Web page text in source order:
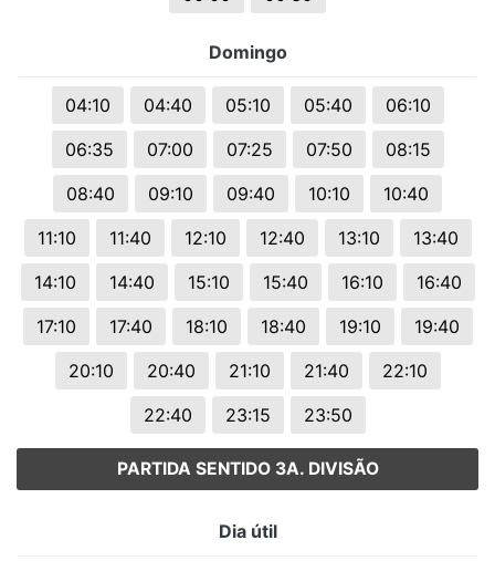
Domingo
04:10 04:40 05:10 05:40
06:10
06:35
07:00 07:25 07:50
08:15
08:40
09:10 09:40 10:10
10:40
11:10
11:40 12:10 12:40 13:10
13:40
14:10
14:40 15:10 15:40 16:10
16:40
17:10
17:40 18:10 18:40 19:10
19:40
20:10
20:40 21:10 21:40
22:10
22:40
23:15 23:50
PARTIDA SENTIDO 3A. DIVISÃO
Dia útil